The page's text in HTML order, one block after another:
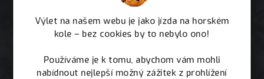
Výlet na našem webu je jako jízda na horském
kole – bez cookies by to nebylo ono!
Používáme je k tomu, abychom vám mohli
nabídnout nejlepší možný zážitek z prohlížení